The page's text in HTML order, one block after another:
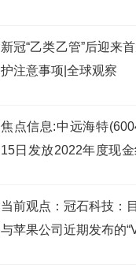
新冠“乙类乙管”后迎来
护注意事项|全球观察
焦点信息:中远海特
15日发放2022年度现
当前观点：冠石科技：
与苹果公司近期发布的